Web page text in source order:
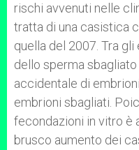
rischi avvenuti nelle
tratta di una casistica
quella del 2007. Tra gli
dello sperma
accidentale di
embrioni sbagliati.
fecondazioni in vitro è
brusco aumento dei